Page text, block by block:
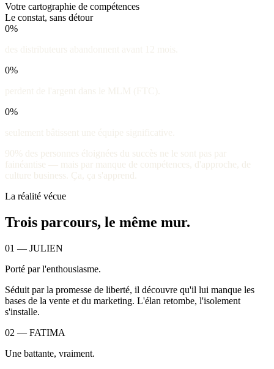
Votre cartographie de compétences
Le constat, sans détour
0%
des distributeurs abandonnent avant 12 mois.
0%
perdent de l'argent dans le MLM (FTC)
0%
seulement bâtissent une équipe significative.
90% des personnes éloignées du succès ne le sont pas par
fainéantise — mais par manque de compétences , d'approche, de
culture business. Ça, ça s'apprend.
La réalité vécue
Trois parcours, le même mur.
01 — JULIEN
Porté par l'enthousiasme.
Séduit par la promesse de liberté, il découvre qu'il lui manque les
bases de la vente et du marketing. L'élan retombe, l'isolement
s'installe.
02 — FATIMA
Une battante, vraiment.